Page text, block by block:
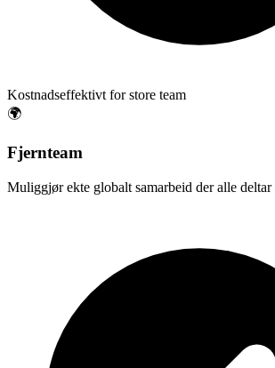
Kostnadseffektivt for store team
🌍
Fjernteam
Muliggjør ekte globalt samarbeid der alle deltar